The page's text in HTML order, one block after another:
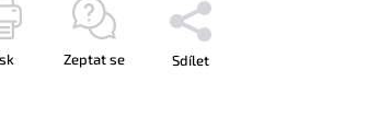
Zeptat se Sdílet